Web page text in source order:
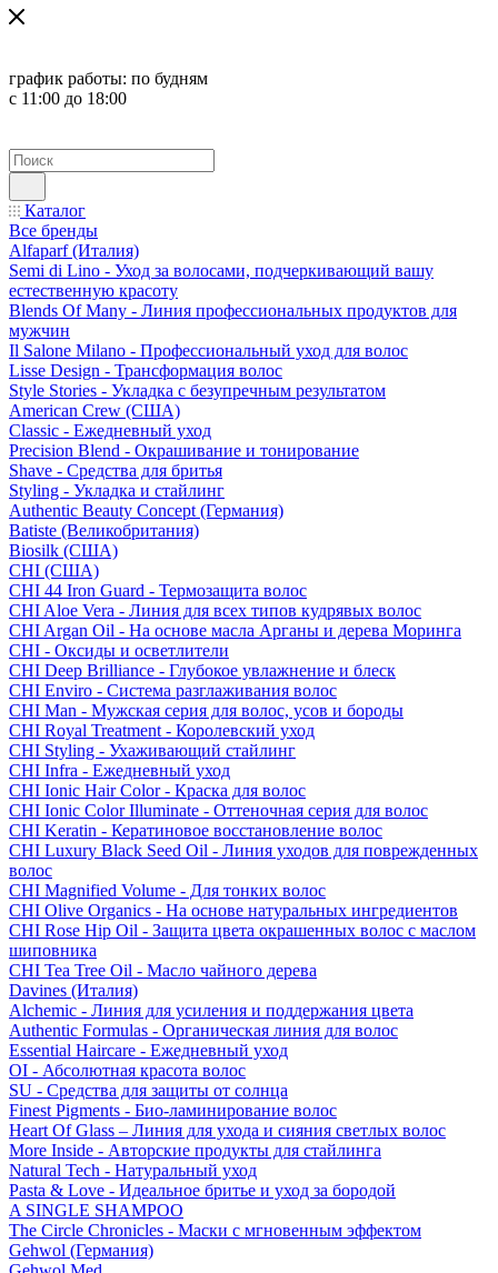
график работы: по будням
с 11:00 до 18:00
Каталог
Все бренды
Alfaparf (Италия)
Semi di Lino - Уход за волосами, подчеркивающий вашу
естественную красоту
Blends Of Many - Линия профессиональных продуктов для
мужчин
Il Salone Milano - Профессиональный уход для волос
Lisse Design - Трансформация волос
Style Stories - Укладка с безупречным результатом
American Crew (США)
Classic - Ежедневный уход
Precision Blend - Окрашивание и тонирование
Shave - Средства для бритья
Styling - Укладка и стайлинг
Authentic Beauty Concept (Германия)
Batiste (Великобритания)
Biosilk (США)
CHI (США)
CHI 44 Iron Guard - Термозащита волос
CHI Aloe Vera - Линия для всех типов кудрявых волос
CHI Argan Oil - На основе масла Арганы и дерева Моринга
CHI - Оксиды и осветлители
CHI Deep Brilliance - Глубокое увлажнение и блеск
CHI Enviro - Система разглаживания волос
CHI Man - Мужская серия для волос, усов и бороды
CHI Royal Treatment - Королевский уход
CHI Styling - Ухаживающий стайлинг
CHI Infra - Ежедневный уход
CHI Ionic Hair Color - Краска для волос
CHI Ionic Color Illuminate - Оттеночная серия для волос
CHI Keratin - Кератиновое восстановление волос
CHI Luxury Black Seed Oil - Линия уходов для поврежденных
волос
CHI Magnified Volume - Для тонких волос
CHI Olive Organics - На основе натуральных ингредиентов
CHI Rose Hip Oil - Защита цвета окрашенных волос с маслом
шиповника
CHI Tea Tree Oil - Масло чайного дерева
Davines (Италия)
Alchemic - Линия для усиления и поддержания цвета
Authentic Formulas - Органическая линия для волос
Essential Haircare - Eжедневный уход
OI - Абсолютная красота волос
SU - Средства для защиты от солнца
Finest Pigments - Био-ламинирование волос
Heart Of Glass – Линия для ухода и сияния светлых волос
More Inside - Авторские продукты для стайлинга
Natural Tech - Натуральный уход
Pasta & Love - Идеальное бритье и уход за бородой
A SINGLE SHAMPOO
The Circle Chronicles - Маски с мгновенным эффектом
Gehwol (Германия)